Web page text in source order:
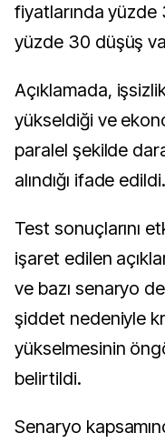
fiyatlarında yüzde
yüzde 30 düşüş
Açıklamada,
yükseldiği ve
paralel şekilde
alındığı ifade edildi.
Test sonuçlarını
işaret edilen
ve bazı senaryo
şiddet nedeniyle
yükselmesinin
belirtildi.
Senaryo